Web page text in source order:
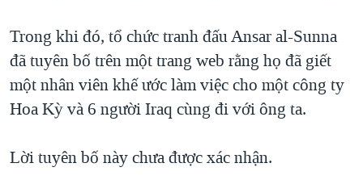
NGƯ DÂN VIỆT VÀ LÀN SÓNG TRỘM HẢI SÂM
BÊN KIA QUỐC LỘ: TIẾNG VỌNG TỪ NÔNG THÔN MỸ
QUAN HỆ VIỆT MỸ
Trong khi đó, tổ chức tranh đấu Ansar al-Sunna
đã tuyên bố trên một trang web rằng họ đã giết
một nhân viên khế ước làm việc cho một công ty
Hoa Kỳ và 6 người Iraq cùng đi với ông ta.
Lời tuyên bố này chưa được xác nhận.